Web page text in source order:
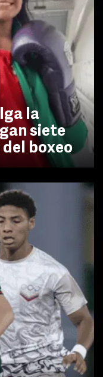
la
siete
boxeo